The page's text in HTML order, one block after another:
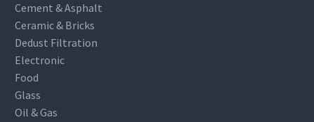
Cement & Asphalt
Ceramic & Bricks
Dedust Filtration
Electronic
Food
Glass
Oil & Gas